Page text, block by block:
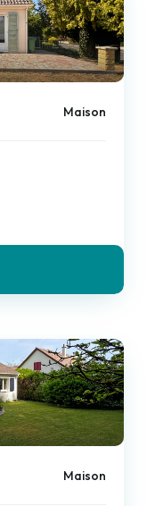
Maison
Maison